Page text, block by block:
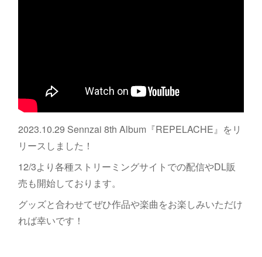
2023.10.29 Sennzai 8th Album『REPELACHE』をリ
リースしました！
12/3より各種ストリーミングサイトでの配信やDL販
売も開始しております。
グッズと合わせてぜひ作品や楽曲をお楽しみいただけ
れば幸いです！